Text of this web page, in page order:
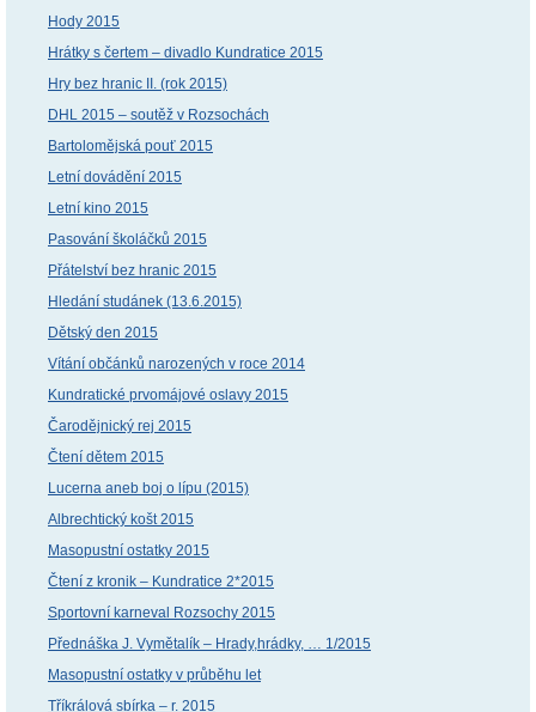
Hody 2015
Hrátky s čertem – divadlo Kundratice 2015
Hry bez hranic II. (rok 2015)
DHL 2015 – soutěž v Rozsochách
Bartolomějská pouť 2015
Letní dovádění 2015
Letní kino 2015
Pasování školáčků 2015
Přátelství bez hranic 2015
Hledání studánek (13.6.2015)
Dětský den 2015
Vítání občánků narozených v roce 2014
Kundratické prvomájové oslavy 2015
Čarodějnický rej 2015
Čtení dětem 2015
Lucerna aneb boj o lípu (2015)
Albrechtický košt 2015
Masopustní ostatky 2015
Čtení z kronik – Kundratice 2*2015
Sportovní karneval Rozsochy 2015
Přednáška J. Vymětalík – Hrady,hrádky, … 1/2015
Masopustní ostatky v průběhu let
Tříkrálová sbírka – r. 2015